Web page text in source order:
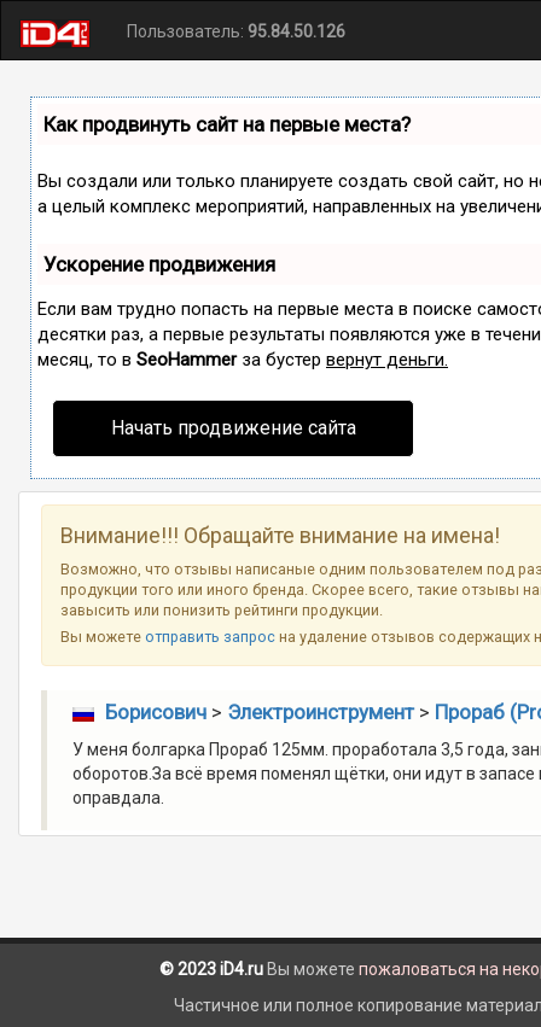
Пользователь: 95.84.50.126
Как продвинуть сайт на первые места?
Вы создали или только планируете создать свой сайт, но
а целый комплекс мероприятий, направленных на
Ускорение продвижения
Если вам трудно попасть на первые места в поиске
десятки раз, а первые результаты появляются уже в
месяц, то в SeoHammerза бустер вернут деньги.
Начать продвижение сайта
Внимание!!! Обращайте внимание на имена!
Возможно, что отзывы написаные одним пользователем под
продукции того или иного бренда. Скорее всего, такие отзывы
завысить или понизить рейтинги продукции.
Вы можетеотправить запрос на удаление отзывов
Борисович> Электроинструмент> Прораб
У меня болгарка Прораб 125мм. проработала 3,5 года,
оборотов.За всё время поменял щётки, они идут в
оправдала.
© 2023 iD4.ru Вы можете пожаловаться на
Частичное или полное копирование